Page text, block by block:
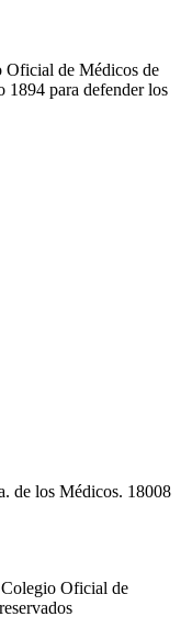
Oficial de Médicos de
1894 para defender los
de los Médicos. 18008
Oficial de